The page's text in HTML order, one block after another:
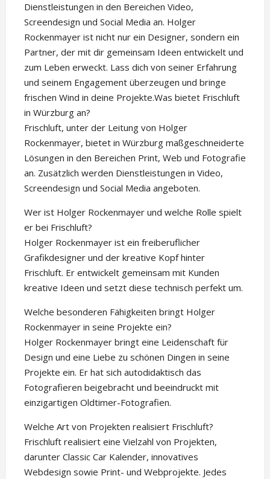
Dienstleistungen in den Bereichen Video,
Screendesign und Social Media an. Holger
Rockenmayer ist nicht nur ein Designer, sondern ein
Partner, der mit dir gemeinsam Ideen entwickelt und
zum Leben erweckt. Lass dich von seiner Erfahrung
und seinem Engagement überzeugen und bringe
frischen Wind in deine Projekte.Was bietet Frischluft
in Würzburg an?
Frischluft, unter der Leitung von Holger
Rockenmayer, bietet in Würzburg maßgeschneiderte
Lösungen in den Bereichen Print, Web und Fotografie
an. Zusätzlich werden Dienstleistungen in Video,
Screendesign und Social Media angeboten.
Wer ist Holger Rockenmayer und welche Rolle spielt
er bei Frischluft?
Holger Rockenmayer ist ein freiberuflicher
Grafikdesigner und der kreative Kopf hinter
Frischluft. Er entwickelt gemeinsam mit Kunden
kreative Ideen und setzt diese technisch perfekt um.
Welche besonderen Fähigkeiten bringt Holger
Rockenmayer in seine Projekte ein?
Holger Rockenmayer bringt eine Leidenschaft für
Design und eine Liebe zu schönen Dingen in seine
Projekte ein. Er hat sich autodidaktisch das
Fotografieren beigebracht und beeindruckt mit
einzigartigen Oldtimer-Fotografien.
Welche Art von Projekten realisiert Frischluft?
Frischluft realisiert eine Vielzahl von Projekten,
darunter Classic Car Kalender, innovatives
Webdesign sowie Print- und Webprojekte. Jedes